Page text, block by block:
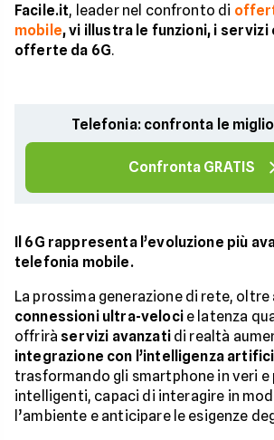
Facile.it, leader nel confronto di
mobile, vi illustra le funzioni, i servizi
offerte da 6G.
Telefonia: confronta le
Confronta GRATIS
Il 6G rappresenta l’evoluzione più
telefonia mobile.
La prossima generazione di rete,
connessioni ultra-velocie latenza
offrirà servizi avanzatidi realtà
integrazione con l’intelligenza
trasformando gli smartphone in veri e
intelligenti, capaci di interagire in
l’ambiente e anticipare le esigenze